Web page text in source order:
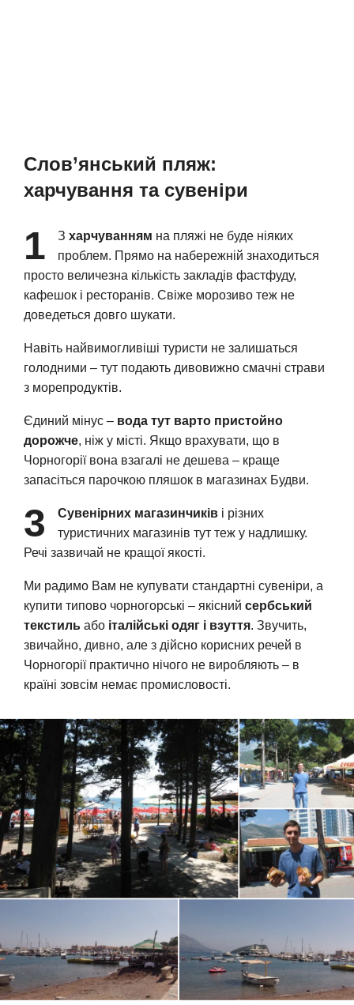
Слов’янський пляж:
харчування та сувеніри
1 З харчуванням на пляжі не буде ніяких
проблем. Прямо на набережній знаходиться
просто величезна кількість закладів фастфуду,
кафешок і ресторанів. Свіже морозиво теж не
доведеться довго шукати.
Навіть найвимогливіші туристи не залишаться
голодними – тут подають дивовижно смачні страви
з морепродуктів.
Єдиний мінус – вода тут варто пристойно
дорожче, ніж у місті. Якщо врахувати, що в
Чорногорії вона взагалі не дешева – краще
запасіться парочкою пляшок в магазинах Будви.
3 Сувенірних магазинчиків і різних
туристичних магазинів тут теж у надлишку.
Речі зазвичай не кращої якості.
Ми радимо Вам не купувати стандартні сувеніри, а
купити типово чорногорські – якісний сербський
текстиль або італійські одяг і взуття. Звучить,
звичайно, дивно, але з дійсно корисних речей в
Чорногорії практично нічого не виробляють – в
країні зовсім немає промисловості.